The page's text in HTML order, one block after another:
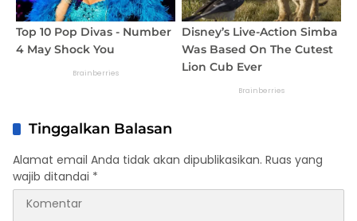
Tinggalkan Balasan
Alamat email Anda tidak akan dipublikasikan. Ruas yang
wajib ditandai *